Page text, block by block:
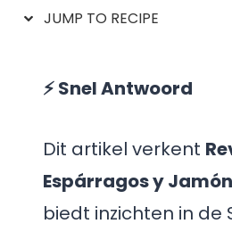
JUMP TO RECIPE
⚡ Snel Antwoord
Dit artikel verkent
Espárragos y
biedt inzichten in de